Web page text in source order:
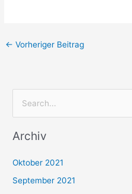
← Vorheriger Beitrag
c
n
Archiv
Oktober 2021
September 2021